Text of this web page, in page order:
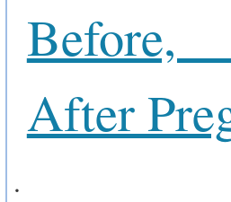
Before,
After
.